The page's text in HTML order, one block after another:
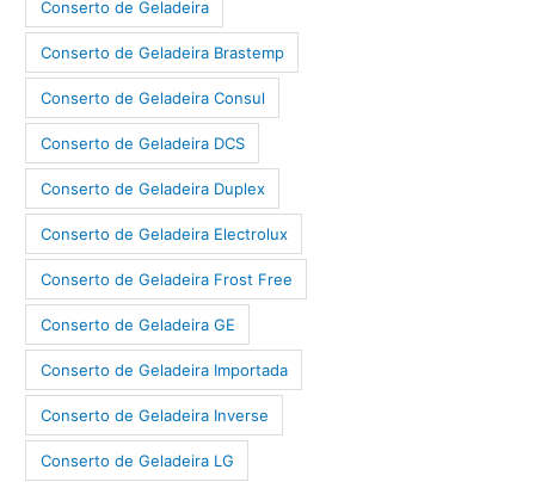
Conserto de Geladeira
Conserto de Geladeira Brastemp
Conserto de Geladeira Consul
Conserto de Geladeira DCS
Conserto de Geladeira Duplex
Conserto de Geladeira Electrolux
Conserto de Geladeira Frost Free
Conserto de Geladeira GE
Conserto de Geladeira Importada
Conserto de Geladeira Inverse
Conserto de Geladeira LG